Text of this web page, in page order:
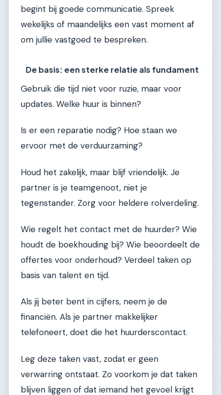
begint bij goede communicatie. Spreek
wekelijks of maandelijks een vast moment af
om jullie vastgoed te bespreken.
De basis: een sterke relatie als fundament
Gebruik die tijd niet voor ruzie, maar voor
updates. Welke huur is binnen?
Is er een reparatie nodig? Hoe staan we
ervoor met de verduurzaming?
Houd het zakelijk, maar blijf vriendelijk. Je
partner is je teamgenoot, niet je
tegenstander. Zorg voor heldere rolverdeling.
Wie regelt het contact met de huurder? Wie
houdt de boekhouding bij? Wie beoordeelt de
offertes voor onderhoud? Verdeel taken op
basis van talent en tijd.
Als jij beter bent in cijfers, neem je de
financiën. Als je partner makkelijker
telefoneert, doet die het huurderscontact.
Leg deze taken vast, zodat er geen
verwarring ontstaat. Zo voorkom je dat taken
blijven liggen of dat iemand het gevoel krijgt